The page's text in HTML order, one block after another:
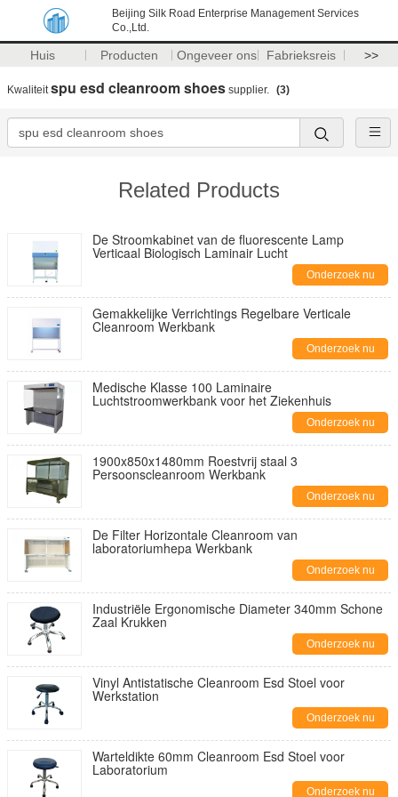
Beijing Silk Road Enterprise Management Services
Co.,Ltd.
Huis Producten Ongeveer ons Fabrieksreis >>
Kwaliteitspu esd cleanroom shoes supplier. (3)
Related Products
De Stroomkabinet van de fluorescente Lamp
Verticaal Biologisch Laminair Lucht
Onderzoek nu
Gemakkelijke Verrichtings Regelbare Verticale
Cleanroom Werkbank
Onderzoek nu
Medische Klasse 100 Laminaire
Luchtstroomwerkbank voor het Ziekenhuis
Onderzoek nu
1900x850x1480mm Roestvrij staal 3
Persoonscleanroom Werkbank
Onderzoek nu
De Filter Horizontale Cleanroom van
laboratoriumhepa Werkbank
Onderzoek nu
Industriële Ergonomische Diameter 340mm Schone
Zaal Krukken
Onderzoek nu
Vinyl Antistatische Cleanroom Esd Stoel voor
Werkstation
Onderzoek nu
Warteldikte 60mm Cleanroom Esd Stoel voor
Laboratorium
Onderzoek nu